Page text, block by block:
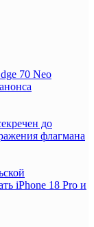
70 Neo
до
флагмана
iPhone 18 Pro и